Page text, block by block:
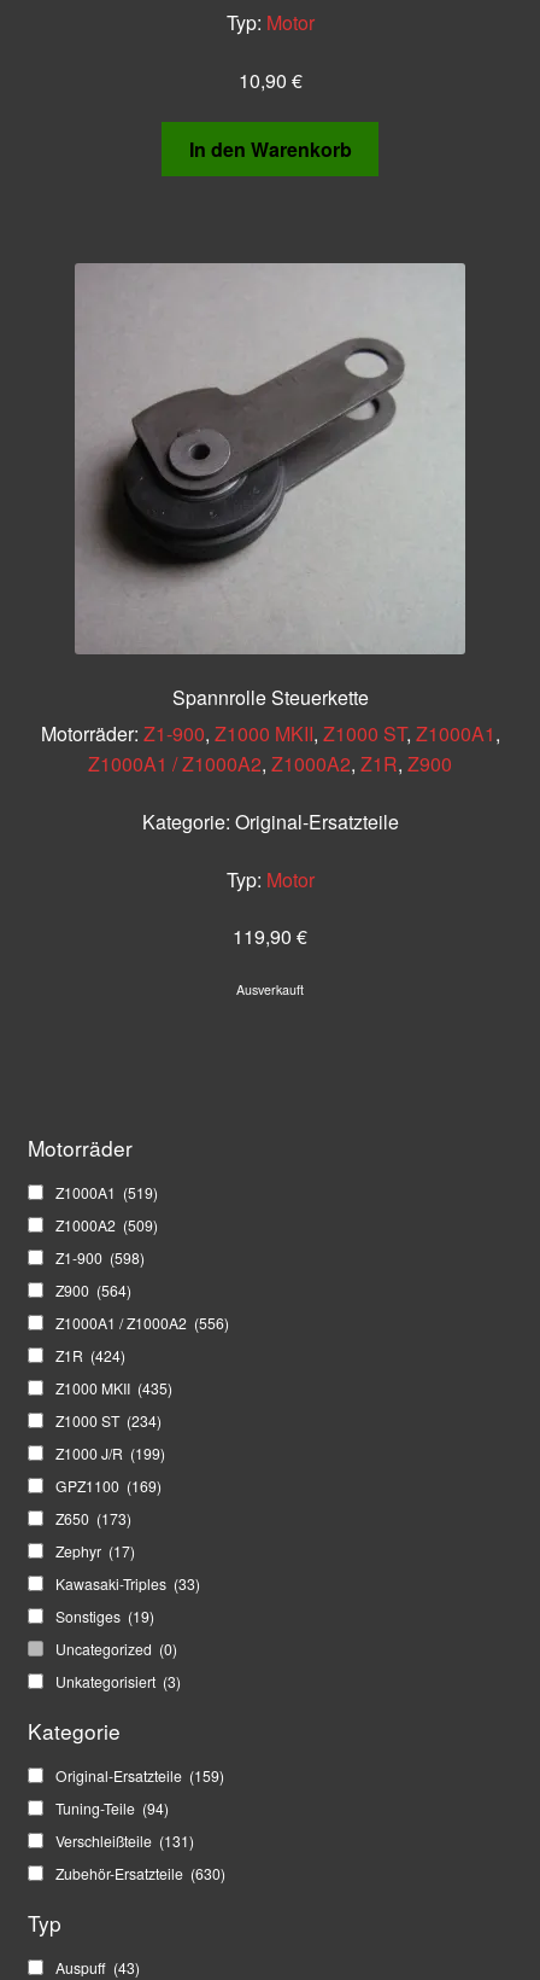
Typ: Motor
10,90 €
In den Warenkorb
Spannrolle Steuerkette
Motorräder: Z1-900, Z1000 MKII, Z1000 ST, Z1000A1,
Z1000A1 / Z1000A2, Z1000A2, Z1R, Z900
Kategorie: Original-Ersatzteile
Typ: Motor
119,90 €
Ausverkauft
Motorräder
Z1000A1 (519)
Z1000A2 (509)
Z1-900 (598)
Z900 (564)
Z1000A1 / Z1000A2 (556)
Z1R (424)
Z1000 MKII (435)
Z1000 ST (234)
Z1000 J/R (199)
GPZ1100 (169)
Z650 (173)
Zephyr (17)
Kawasaki-Triples (33)
Sonstiges (19)
Uncategorized (0)
Unkategorisiert (3)
Kategorie
Original-Ersatzteile (159)
Tuning-Teile (94)
Verschleißteile (131)
Zubehör-Ersatzteile (630)
Typ
Auspuff (43)